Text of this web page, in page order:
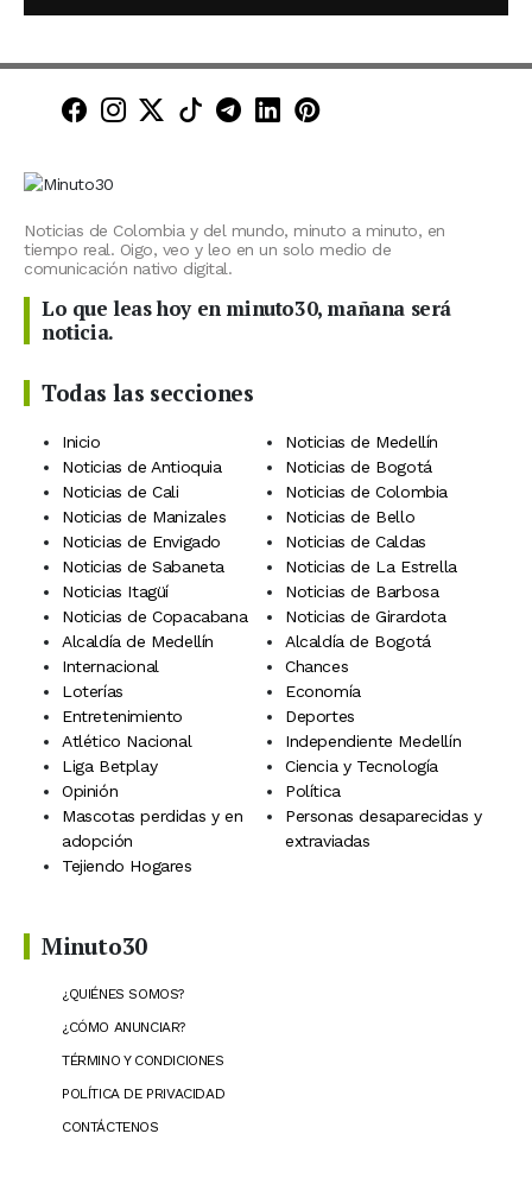
Minuto30 en Facebook
Minuto30 en Instagram
Minuto30 en X (Twitter)
Minuto30 en TikTok
Canal de Minuto30 en
Minuto30 en LinkedIn
Minuto30 en
Noticias de Colombia y del mundo, minuto a minuto, en
tiempo real. Oigo, veo y leo en un solo medio de
comunicación nativo digital.
Lo que leas hoy en minuto30, mañana será
noticia.
Todas las secciones
Inicio
Noticias de Medellín
Noticias de Antioquia
Noticias de Bogotá
Noticias de Cali
Noticias de Colombia
Noticias de Manizales
Noticias de Bello
Noticias de Envigado
Noticias de Caldas
Noticias de Sabaneta
Noticias de La Estrella
Noticias Itagüí
Noticias de Barbosa
Noticias de Copacabana
Noticias de Girardota
Alcaldía de Medellín
Alcaldía de Bogotá
Internacional
Chances
Loterías
Economía
Entretenimiento
Deportes
Atlético Nacional
Independiente Medellín
Liga Betplay
Ciencia y Tecnología
Opinión
Política
Mascotas perdidas y en
adopción
Personas desaparecidas y
extraviadas
Tejiendo Hogares
Minuto30
¿QUIÉNES SOMOS?
¿CÓMO ANUNCIAR?
TÉRMINO Y CONDICIONES
POLÍTICA DE PRIVACIDAD
CONTÁCTENOS